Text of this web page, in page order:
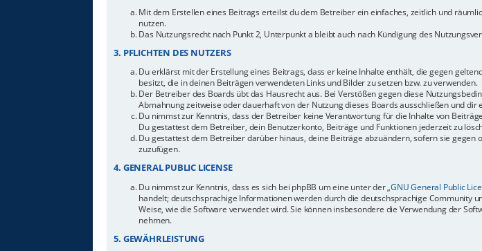
Mit dem Erstellen eines Beitrags erteilst du dem Betreiber ein einfaches, zeitlich und
nutzen.
Das Nutzungsrecht nach Punkt 2, Unterpunkt a bleibt auch nach Kündigung des
3. PFLICHTEN DES NUTZERS
Du erklärst mit der Erstellung eines Beitrags, dass er keine Inhalte enthält, die gegen
besitzt, die in deinen Beiträgen verwendeten Links und Bilder zu setzen bzw. zu verwenden.
Der Betreiber des Boards übt das Hausrecht aus. Bei Verstößen gegen diese
Abmahnung zeitweise oder dauerhaft von der Nutzung dieses Boards ausschließen und dir
Du nimmst zur Kenntnis, dass der Betreiber keine Verantwortung für die Inhalte von
Du gestattest dem Betreiber, dein Benutzerkonto, Beiträge und Funktionen jederzeit zu
Du gestattest dem Betreiber darüber hinaus, deine Beiträge abzuändern, sofern sie
zuzufügen.
4. GENERAL PUBLIC LICENSE
Du nimmst zur Kenntnis, dass es sich bei phpBB um eine unter der „GNU General Public
handelt; deutschsprachige Informationen werden durch die deutschsprachige Community
Weise, wie die Software verwendet wird. Sie können insbesondere die Verwendung der
nehmen.
5. GEWÄHRLEISTUNG